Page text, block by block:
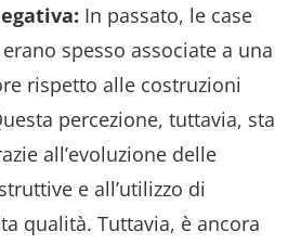
In passato, le case
spesso associate a una
rispetto alle costruzioni
percezione, tuttavia, sta
all’evoluzione delle
e all’utilizzo di
qualità. Tuttavia, è ancora